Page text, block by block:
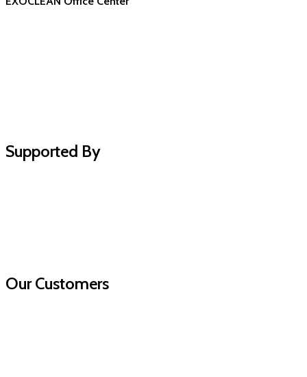
Supported By
Our Customers